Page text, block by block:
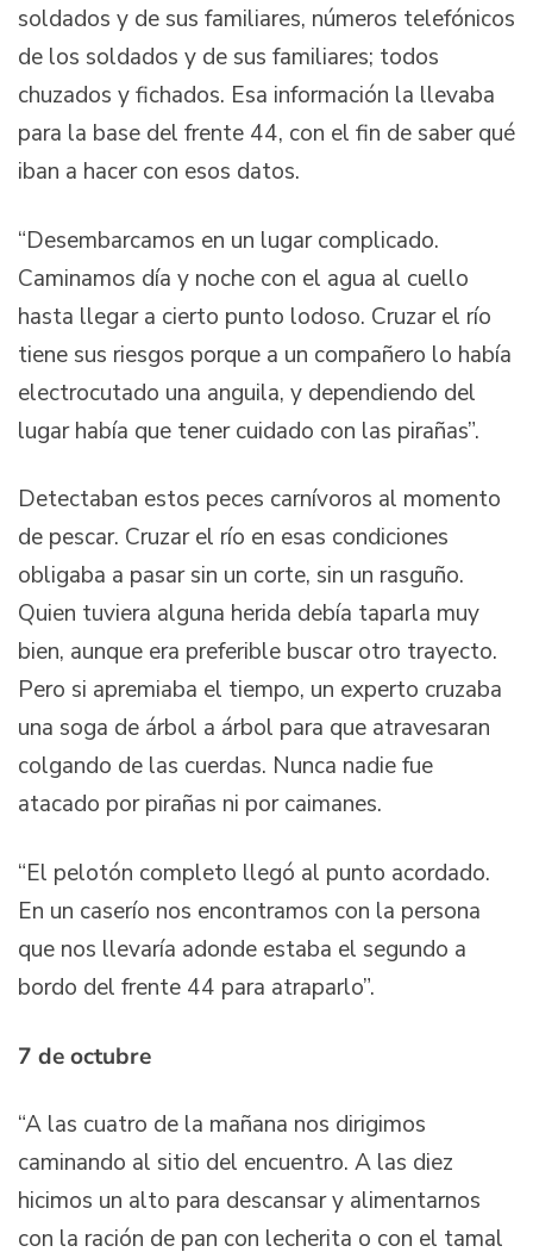
soldados y de sus familiares, números telefónicos
de los soldados y de sus familiares; todos
chuzados y fichados. Esa información la llevaba
para la base del frente 44, con el fin de saber qué
iban a hacer con esos datos.
“Desembarcamos en un lugar complicado.
Caminamos día y noche con el agua al cuello
hasta llegar a cierto punto lodoso. Cruzar el río
tiene sus riesgos porque a un compañero lo había
electrocutado una anguila, y dependiendo del
lugar había que tener cuidado con las pirañas”.
Detectaban estos peces carnívoros al momento
de pescar. Cruzar el río en esas condiciones
obligaba a pasar sin un corte, sin un rasguño.
Quien tuviera alguna herida debía taparla muy
bien, aunque era preferible buscar otro trayecto.
Pero si apremiaba el tiempo, un experto cruzaba
una soga de árbol a árbol para que atravesaran
colgando de las cuerdas. Nunca nadie fue
atacado por pirañas ni por caimanes.
“El pelotón completo llegó al punto acordado.
En un caserío nos encontramos con la persona
que nos llevaría adonde estaba el segundo a
bordo del frente 44 para atraparlo”.
7 de octubre
“A las cuatro de la mañana nos dirigimos
caminando al sitio del encuentro. A las diez
hicimos un alto para descansar y alimentarnos
con la ración de pan con lecherita o con el tamal